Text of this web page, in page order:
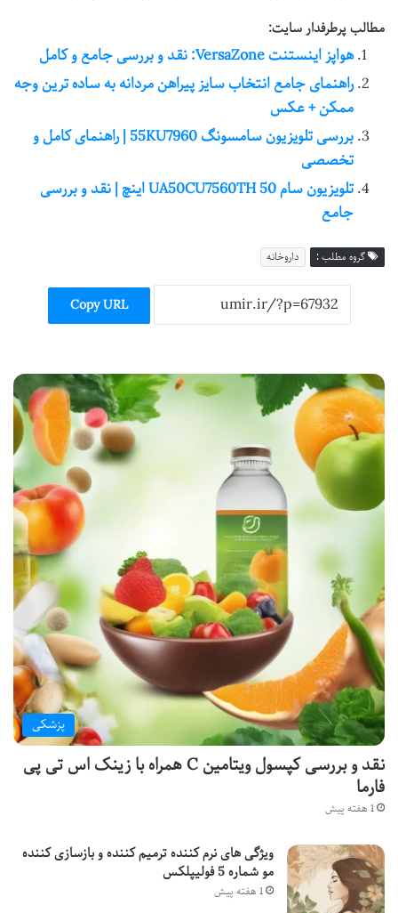
مطالب پرطرفدار سایت:
هواپز اینستنت VersaZone: نقد و بررسی جامع و کامل
راهنمای جامع انتخاب سایز پیراهن مردانه به ساده ترین وجه
ممکن + عکس
بررسی تلویزیون سامسونگ 55KU7960 | راهنمای کامل و
تخصصی
تلویزیون سام UA50CU7560TH 50 اینچ | نقد و بررسی
جامع
گروه مطلب : داروخانه
Copy URL
پزشکی
نقد و بررسی کپسول ویتامین C همراه با زینک اس تی پی
فارما
1 هفته پیش
ویژگی های نرم کننده ترمیم کننده و بازسازی کننده
مو شماره 5 فولیپلکس
1 هفته پیش